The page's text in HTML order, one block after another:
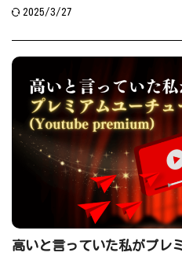
2025/3/27
高いと言っていた私がプレ